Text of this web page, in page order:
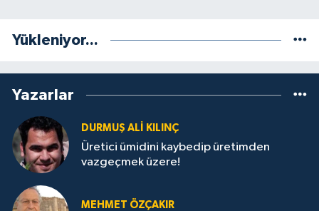
Yükleniyor...
Yazarlar
DURMUŞ ALI KILINÇ
Üretici ümidini kaybedip üretimden
vazgeçmek üzere!
MEHMET ÖZÇAKIR